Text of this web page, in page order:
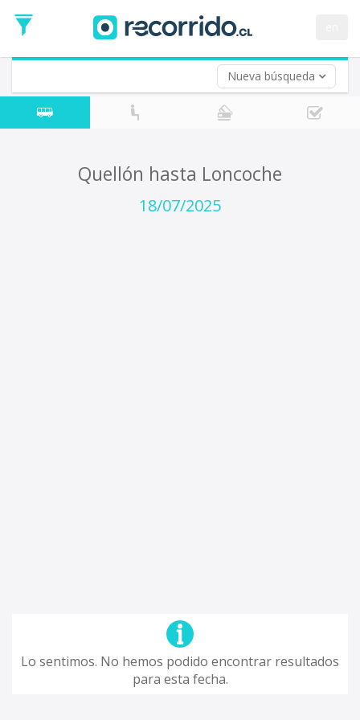
Nueva búsqueda
de
Ida
Vuelta (opcional)
Fecha
de
Quellón hasta Loncoche
18/07/2025
Lo sentimos. No hemos podido encontrar resultados
para esta fecha.